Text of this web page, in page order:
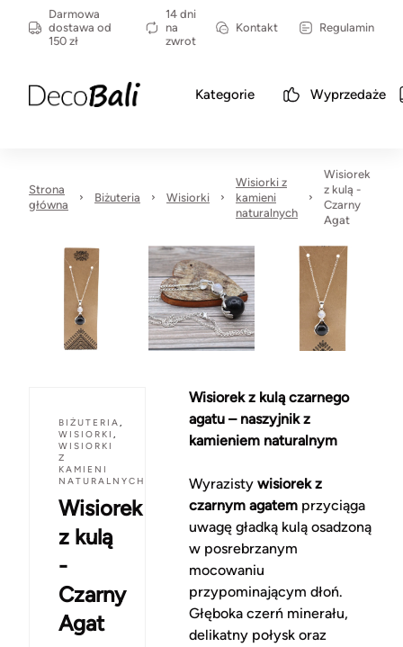
Darmowa
dostawa od
150 zł
14 dni
na
zwrot
Kontakt Regulamin
Kategorie Wyprzedaże
Strona
główna
Biżuteria Wisiorki
Wisiorki z
kamieni
naturalnych
Wisiorek
z kulą -
Czarny
Agat
BIŻUTERIA,
WISIORKI ,
WISIORKI
Z
KAMIENI
NATURALNYCH
Wisiorek
z kulą
-
Czarny
Agat
Wisiorek z kulą czarnego
agatu – naszyjnik z
kamieniem naturalnym
Wyrazisty wisiorek z
czarnym agatemprzyciąga
uwagę gładką kulą osadzoną
w posrebrzanym
mocowaniu
przypominającym dłoń.
Głęboka czerń minerału,
delikatny połysk oraz